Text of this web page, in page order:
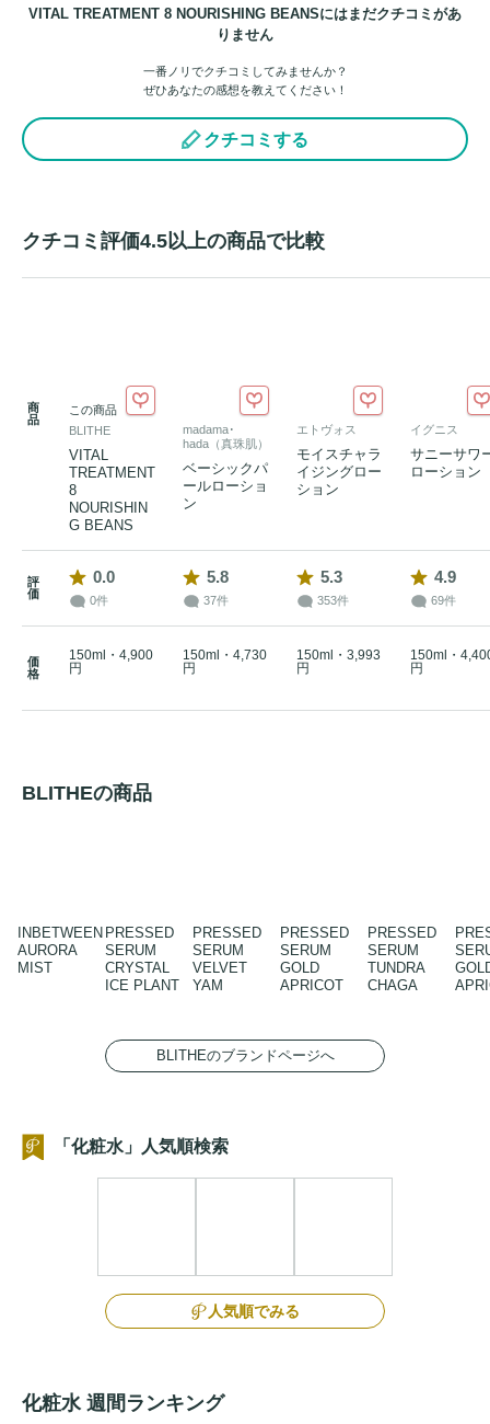
VITAL TREATMENT 8 NOURISHING BEANSにはまだクチコミがあ
りません
一番ノリでクチコミしてみませんか？
ぜひあなたの感想を教えてください！
クチコミする
クチコミ評価4.5以上の商品で比較
商
品
この商品
BLITHE
VITAL
TREATMENT
8
NOURISHIN
G BEANS
madama･
hada（真珠肌）
ベーシックパ
ールローショ
ン
エトヴォス
モイスチャラ
イジングロー
ション
イグニス
サニーサワ
ローション
評
価
0.0
0件
5.8
37件
5.3
353件
4.9
69件
価
格
150ml・4,900
円
150ml・4,730
円
150ml・3,993
円
150ml・
円
BLITHEの商品
INBETWEEN
AURORA
MIST
PRESSED
SERUM
CRYSTAL
ICE PLANT
PRESSED
SERUM
VELVET
YAM
PRESSED
SERUM
GOLD
APRICOT
PRESSED
SERUM
TUNDRA
CHAGA
BLITHEのブランドページへ
「化粧水」人気順検索
人気順でみる
化粧水 週間ランキング